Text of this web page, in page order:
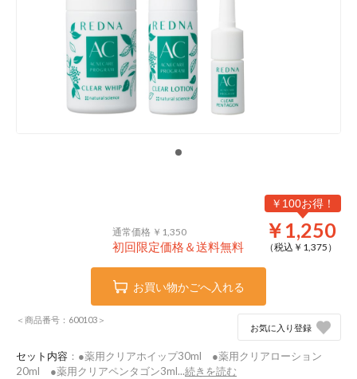
通常価格 ￥1,350
初回限定価格＆送料無料
￥100お得！
￥1,250
（税込￥ 1,375 ）
お買い物かごへ入れる
＜商品番号：600103＞
お気に入り登録
セット内容 ：●薬用クリアホイップ30ml ●薬用クリアローション
20ml ●薬用クリアペンタゴン3ml...続きを読む